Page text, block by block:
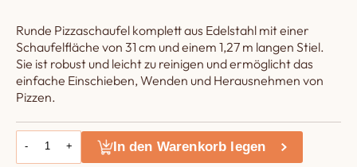
Runde Pizzaschaufel komplett aus Edelstahl mit einer
Schaufelfläche von 31 cm und einem 1,27 m langen Stiel.
Sie ist robust und leicht zu reinigen und ermöglicht das
einfache Einschieben, Wenden und Herausnehmen von
Pizzen.
- + In den Warenkorb legen